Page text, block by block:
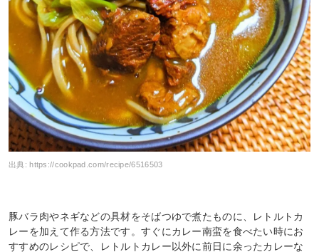
出典:https://cookpad.com/recipe/6516503
豚バラ肉やネギなどの具材をそばつゆで煮たものに、レトルトカ
レーを加えて作る方法です。すぐにカレー南蛮を食べたい時にお
すすめのレシピで、レトルトカレー以外に前日に余ったカレーな